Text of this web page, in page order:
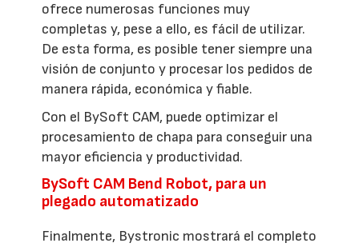
ofrece numerosas funciones muy
completas y, pese a ello, es fácil de utilizar.
De esta forma, es posible tener siempre una
visión de conjunto y procesar los pedidos de
manera rápida, económica y fiable.
Con el BySoft CAM, puede optimizar el
procesamiento de chapa para conseguir una
mayor eficiencia y productividad.
BySoft CAM Bend Robot, para un
plegado automatizado
Finalmente, Bystronic mostrará el completo